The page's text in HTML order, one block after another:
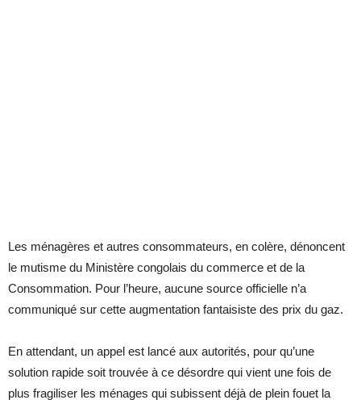
Les ménagères et autres consommateurs, en colère, dénoncent
le mutisme du Ministère congolais du commerce et de la
Consommation. Pour l’heure, aucune source officielle n’a
communiqué sur cette augmentation fantaisiste des prix du gaz.
En attendant, un appel est lancé aux autorités, pour qu’une
solution rapide soit trouvée à ce désordre qui vient une fois de
plus fragiliser les ménages qui subissent déjà de plein fouet la